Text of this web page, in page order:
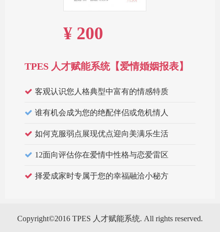
¥ 200
TPES 人才赋能系统【爱情婚姻报表】
客观认识您人格典型中富有的情感特质
谁有机会成为您的绝配伴侣或危机情人
如何克服弱点展现优点迎向美满乐生活
12面向评估你在爱情中性格与恋爱雷区
择爱成家时专属于您的幸福融洽小秘方
Copyright©2016 TPES 人才赋能系统. All rights reserved.